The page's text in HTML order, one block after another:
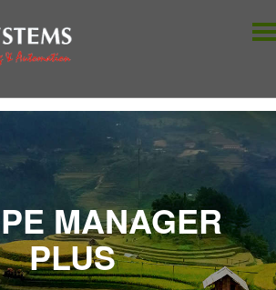
MANAGER
PLUS